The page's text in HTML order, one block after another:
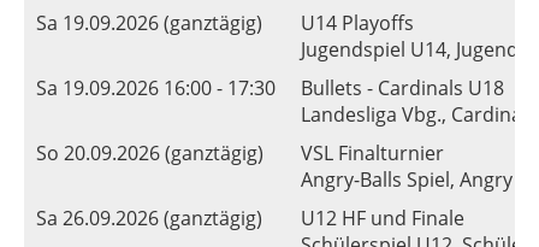
Sa 19.09.2026 (ganztägig)
U14 Playoffs
Jugendspiel U14, Jugend
Sa 19.09.2026 16:00 - 17:30
Bullets - Cardinals U18
Landesliga Vbg.,
So 20.09.2026 (ganztägig)
VSL Finalturnier
Angry-Balls Spiel, Angry
Sa 26.09.2026 (ganztägig)
U12 HF und Finale